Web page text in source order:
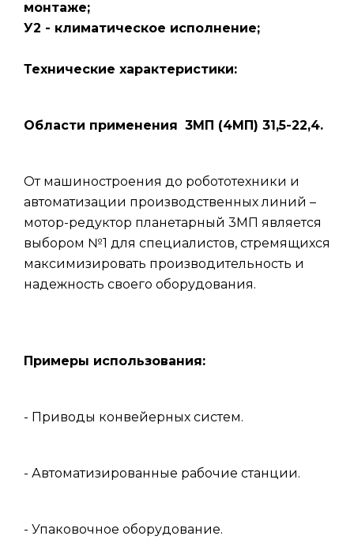
монтаже;
У2 - климатическое исполнение;
Технические характеристики:
Области применения 3МП (4МП) 31,5-22,4.
От машиностроения до робототехники и
автоматизации производственных линий –
мотор-редуктор планетарный 3МП является
выбором №1 для специалистов, стремящихся
максимизировать производительность и
надежность своего оборудования.
Примеры использования:
- Приводы конвейерных систем.
- Автоматизированные рабочие станции.
- Упаковочное оборудование.